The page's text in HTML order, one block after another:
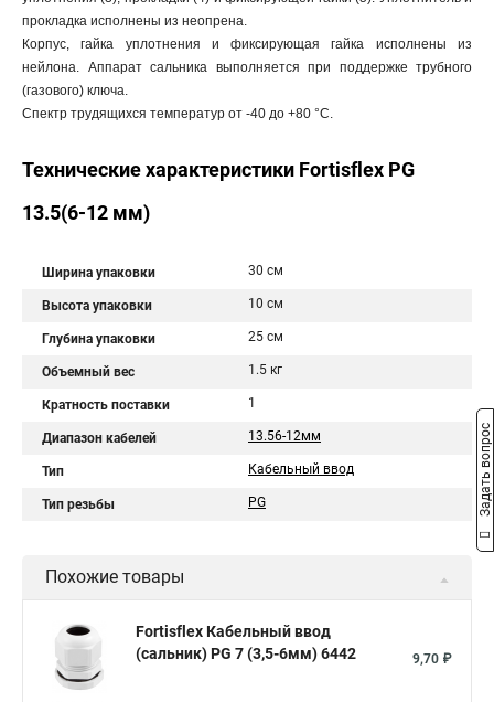
прокладка исполнены из неопрена.
Корпус, гайка уплотнения и фиксирующая гайка исполнены из
нейлона. Аппарат сальника выполняется при поддержке трубного
(газового) ключа.
Спектр трудящихся температур от -40 до +80 °С.
Технические характеристики Fortisflex PG
13.5(6-12 мм)
Ширина упаковки 30 см
Высота упаковки 10 см
Глубина упаковки 25 см
Объемный вес 1.5 кг
Кратность поставки 1
Диапазон кабелей 13.56-12мм
Тип Кабельный ввод
Тип резьбы PG
Похожие товары
Fortisflex Кабельный ввод
(сальник) PG 7 (3,5-6мм) 6442
9,70 ₽
Задать вопрос